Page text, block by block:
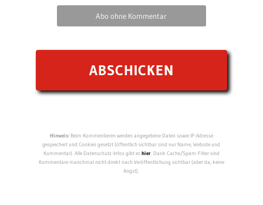
Abo ohne Kommentar
Hinweis:Beim Kommentieren werden angegebene Daten sowie IP-Adresse
gespeichert und Cookies gesetzt (öffentlich sichtbar sind nur Name, Website und
Kommentar). Alle Datenschutz-Infos gibt eshier. Dank Cache/Spam-Filter sind
Kommentare manchmal nicht direkt nach Veröffentlichung sichtbar (aber da, keine
Angst).